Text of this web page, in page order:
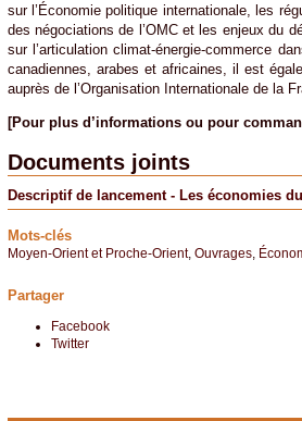
sur l’Économie politique internationale, les
des négociations de l’OMC et les enjeux du
sur l’articulation climat-énergie-commerce
canadiennes, arabes et africaines, il est
auprès de l’Organisation Internationale de la
[Pour plus d’informations ou pour
Documents joints
Descriptif de lancement - Les économies
Mots-clés
Moyen-Orient et Proche-Orient, Ouvrages,
Partager
Facebook
Twitter